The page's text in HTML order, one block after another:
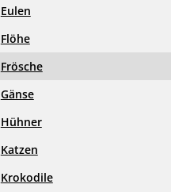
Eulen
Flöhe
Frösche
Gänse
Hühner
Katzen
Krokodile